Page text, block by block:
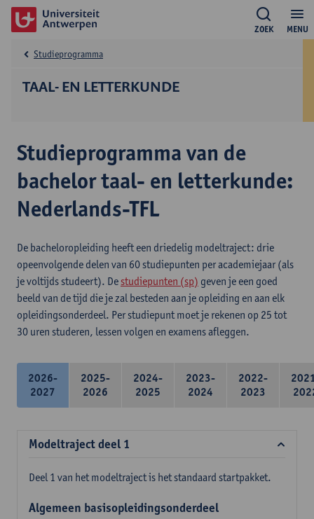
MENU
ZOEK
TAAL- EN LETTERKUNDE
Studieprogramma
Studieprogramma van de
bachelor taal- en letterkunde:
Nederlands-TFL
De bacheloropleiding heeft een driedelig modeltraject: drie
opeenvolgende delen van 60 studiepunten per academiejaar (als
je voltijds studeert). De studiepunten (sp) geven je een goed
beeld van de tijd die je zal besteden aan je opleiding en aan elk
opleidingsonderdeel. Per studiepunt moet je rekenen op 25 tot
30 uren studeren, lessen volgen en examens afleggen.
2026-
2027
2025-
2026
2024-
2025
2023-
2024
2022-
2023
Modeltraject deel 1
Deel 1 van het modeltraject is het standaard startpakket.
Algemeen basisopleidingsonderdeel